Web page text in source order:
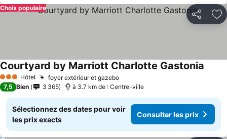
Partager
Choix populaire
3 ÉtoilesHôtel foyer extérieur et gazebo
Courtyard by Marriott Charlotte Gastonia
7,5 Bien 3 365 à 3.7 km de : Centre-ville
Sélectionnez des dates pour voir
les prix exacts
Consulter les prix